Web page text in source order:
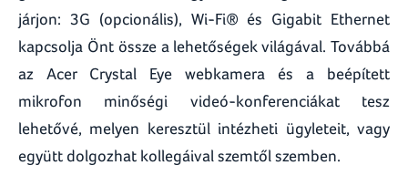
járjon: 3G (opcionális), Wi-Fi® és Gigabit Ethernet
kapcsolja Önt össze a lehetőségek világával. Továbbá
az Acer Crystal Eye webkamera és a beépített
mikrofon minőségi videó-konferenciákat tesz
lehetővé, melyen keresztül intézheti ügyleteit, vagy
együtt dolgozhat kollegáival szemtől szemben.